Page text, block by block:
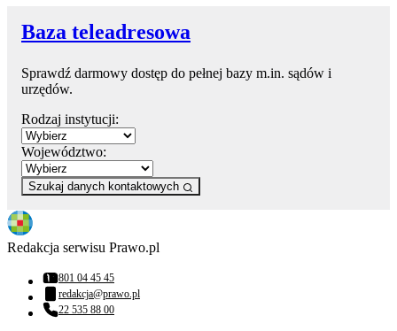
Baza teleadresowa
Sprawdź darmowy dostęp do pełnej bazy m.in. sądów i
urzędów.
Rodzaj instytucji:
Województwo:
Szukaj danych kontaktowych
Redakcja serwisu Prawo.pl
Numer telefonu:
801 04 45 45
Adres email:
redakcja@prawo.pl
Numer telefonu:
22 535 88 00